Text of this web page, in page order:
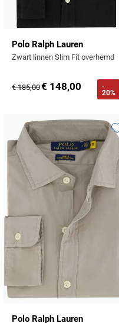
Polo Ralph Lauren
Zwart linnen Slim Fit overhemd
€ 185,00€ 148,00
-
20%
Polo Ralph Lauren